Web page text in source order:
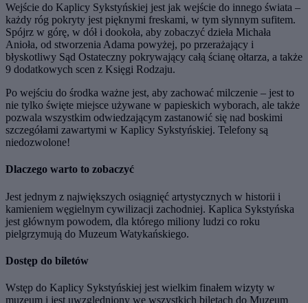
Wejście do Kaplicy Sykstyńskiej jest jak wejście do innego świata –
każdy róg pokryty jest pięknymi freskami, w tym słynnym sufitem.
Spójrz w górę, w dół i dookoła, aby zobaczyć dzieła Michała
Anioła, od stworzenia Adama powyżej, po przerażający i
błyskotliwy Sąd Ostateczny pokrywający całą ścianę ołtarza, a także
9 dodatkowych scen z Księgi Rodzaju.
Po wejściu do środka ważne jest, aby zachować milczenie – jest to
nie tylko święte miejsce używane w papieskich wyborach, ale także
pozwala wszystkim odwiedzającym zastanowić się nad boskimi
szczegółami zawartymi w Kaplicy Sykstyńskiej. Telefony są
niedozwolone!
Dlaczego warto to zobaczyć
Jest jednym z największych osiągnięć artystycznych w historii i
kamieniem węgielnym cywilizacji zachodniej. Kaplica Sykstyńska
jest głównym powodem, dla którego miliony ludzi co roku
pielgrzymują do Muzeum Watykańskiego.
Dostęp do biletów
Wstęp do Kaplicy Sykstyńskiej jest wielkim finałem wizyty w
muzeum i jest uwzględniony we wszystkich biletach do Muzeum